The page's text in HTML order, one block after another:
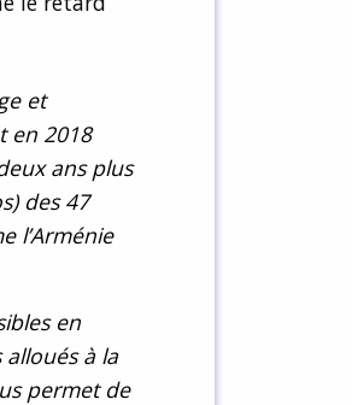
et
en 2018
ans plus
des 47
l’Arménie
en
à la
permet de